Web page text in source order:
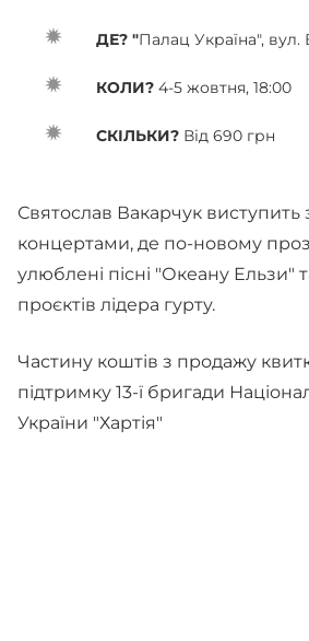
ДЕ? "Палац Україна", вул.
КОЛИ? 4-5 жовтня, 18:00
СКІЛЬКИ? Від 690 грн
Святослав Вакарчук виступить
концертами, де по-новому
улюблені пісні "Океану Ельзи"
проєктів лідера гурту.
Частину коштів з продажу
підтримку 13-ї бригади
України "Хартія"